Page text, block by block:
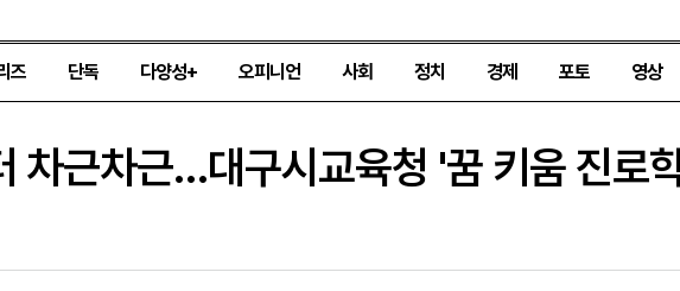
즈 단독 다양성+ 오피니언 사회 정치 경제 포토 영상
차근차근…대구시교육청 '꿈 키움 진로